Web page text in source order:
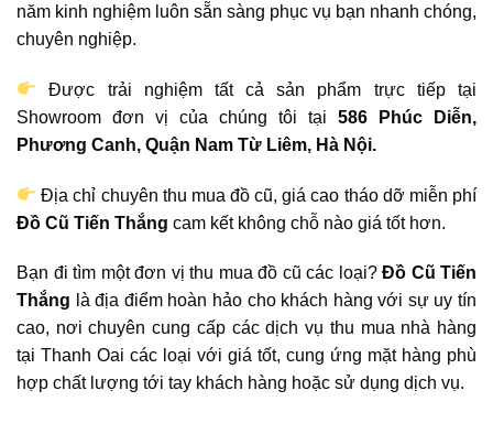
năm kinh nghiệm luôn sẵn sàng phục vụ bạn nhanh chóng,
chuyên nghiệp.
Được trải nghiệm tất cả sản phẩm trực tiếp tại
Showroom đơn vị của chúng tôi tại 586 Phúc Diễn,
Phương Canh, Quận Nam Từ Liêm, Hà Nội.
Địa chỉ chuyên thu mua đồ cũ, giá cao tháo dỡ miễn phí
Đồ Cũ Tiến Thắng cam kết không chỗ nào giá tốt hơn.
Bạn đi tìm một đơn vị thu mua đồ cũ các loại? Đồ Cũ Tiến
Thắng là địa điểm hoàn hảo cho khách hàng với sự uy tín
cao, nơi chuyên cung cấp các dịch vụ thu mua nhà hàng
tại Thanh Oai các loại với giá tốt, cung ứng mặt hàng phù
hợp chất lượng tới tay khách hàng hoặc sử dụng dịch vụ.